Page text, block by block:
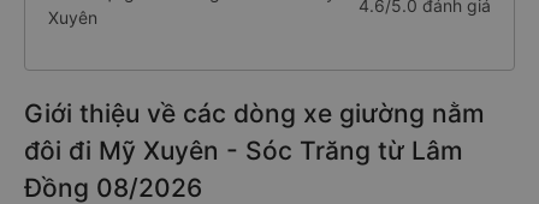
Xuyên
4.6/5.0 đánh giá
Giới thiệu về các dòng xe giường nằm
đôi đi Mỹ Xuyên - Sóc Trăng từ Lâm
Đồng 08/2026